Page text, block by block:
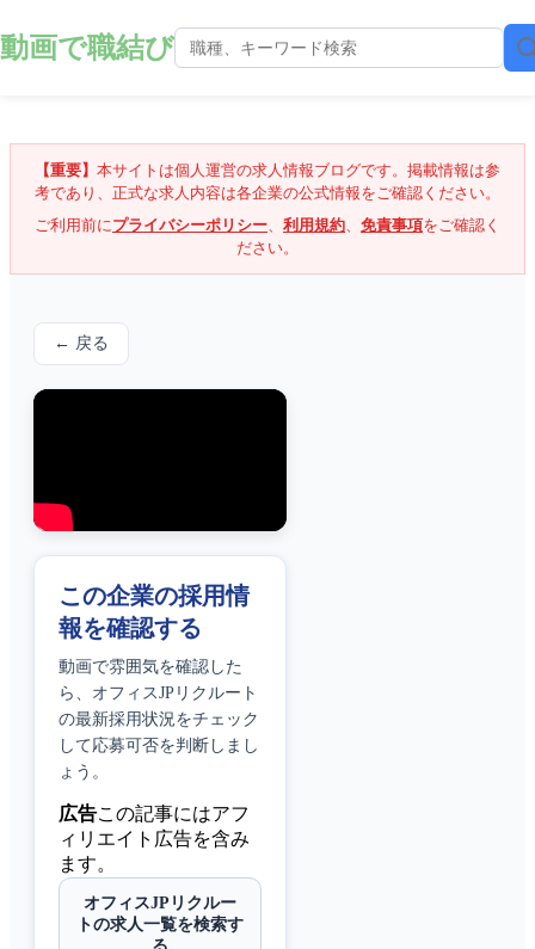
動画で職結び
【重要】 本サイトは個人運営の求人情報ブログです。掲載情報は参
考であり、正式な求人内容は各企業の公式情報をご確認ください。
ご利用前にプライバシーポリシー、 利用規約、 免責事項をご確認く
ださい。
← 戻る
この企業の採用情
報を確認する
動画で雰囲気を確認した
ら、 オフィスJPリクルート
の最新採用状況をチェック
して応募可否を判断しまし
ょう。
広告この記事にはアフ
ィリエイト広告を含み
ます。
オフィスJPリクルー
トの求人一覧を検索す